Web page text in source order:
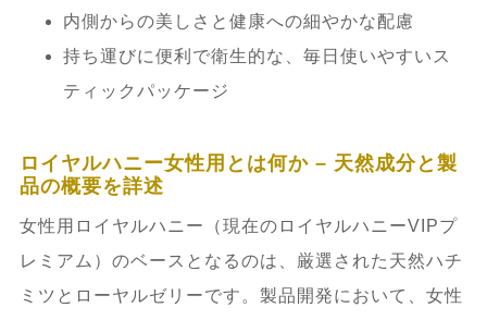
8.3.女性の健康・美容ニーズに対応した
製品選択のコツ
研究・市場動向とトレンド
内側からの美しさと健康への細やかな配慮
持ち運びに便利で衛生的な、毎日使いやすいス
ティックパッケージ
ロイヤルハニー女性用とは何か – 天然成分と製
品の概要を詳述
女性用ロイヤルハニー（現在のロイヤルハニーVIPプ
レミアム）のベースとなるのは、厳選された天然ハチ
ミツとローヤルゼリーです。製品開発において、女性